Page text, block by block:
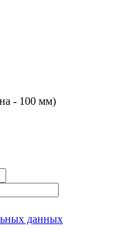
- 100 мм)
данных